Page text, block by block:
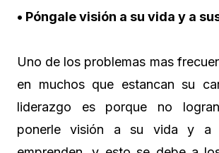
• Póngale visión a su vida y a
Uno de los problemas mas
en muchos que estancan su
liderazgo es porque no
ponerle visión a su vida y a